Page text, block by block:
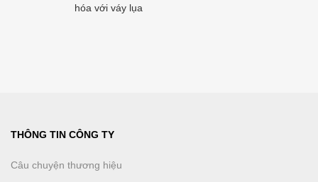
hóa với váy lụa
THÔNG TIN CÔNG TY
Câu chuyện thương hiệu